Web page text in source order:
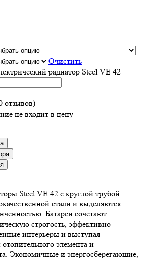
Очистить
радиатор Steel VE 42
отзывов)
не входит в цену
Steel VE 42 с круглой трубой
стали и выделяются
Батареи сочетают
строгость, эффективно
интерьеры и выступая
элемента и
Экономичные и энергосберегающие,